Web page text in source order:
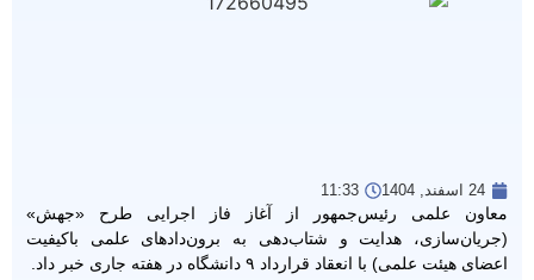
24 اسفند, 1404 11:33
معاون علمی رئیس‌جمهور از آغاز فاز اجرایی طرح «جهش»
(جریان‌سازی، هدایت و شتاب‌دهی به برون‌دادهای علمی باکیفیت
اعضای هیئت علمی) با انعقاد قرارداد ۹ دانشگاه در هفته جاری خبر داد.